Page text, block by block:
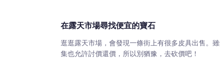
在露天市場尋找便宜的寶石
逛逛露天市場，會發現一條街上有很多皮具出售。
集也允許討價還價，所以別猶豫，去砍價吧！